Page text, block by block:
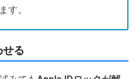
す。
る